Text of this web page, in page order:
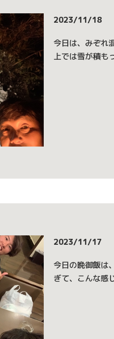
2023/11/18
今日は、みぞれ
上では雪が積も
2023/11/17
今日の晩御飯は
ぎて、こんな感